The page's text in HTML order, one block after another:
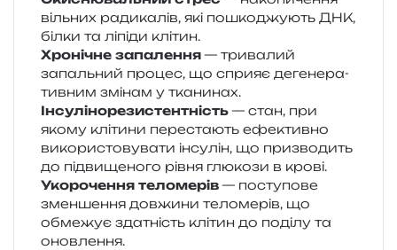
віль­них ради­ка­лів, які пошко­джу­ють ДНК,
білки та ліпі­ди клітин.
Хронічне запа­ле­н­ня— три­ва­лий
запаль­ний про­цес, що спри­яє деге­не­ра­
тив­ним змі­нам у тканинах.
Інсулінорезистентність— стан, при
якому клі­ти­ни пере­ста­ють ефе­ктив­но
вико­ри­сто­ву­ва­ти інсу­лін, що при­зво­дить
до під­ви­ще­но­го рівня глю­ко­зи в крові.
Укорочення тело­ме­рів— посту­по­ве
змен­ше­н­ня дов­жи­ни тело­ме­рів, що
обме­жує зда­тність клі­тин до поді­лу та
оновлення.